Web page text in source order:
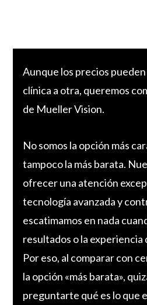
Aunque los precios
clínica a otra, queremos
de Mueller Vision.
No somos la opción más
tampoco la más barata.
ofrecer una atención
tecnología avanzada y
escatimamos en nada
resultados o la experiencia
Por eso, al comparar con
la opción «más barata»,
preguntarte qué es lo que